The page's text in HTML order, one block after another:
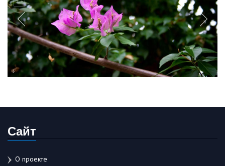
Сайт
О проекте